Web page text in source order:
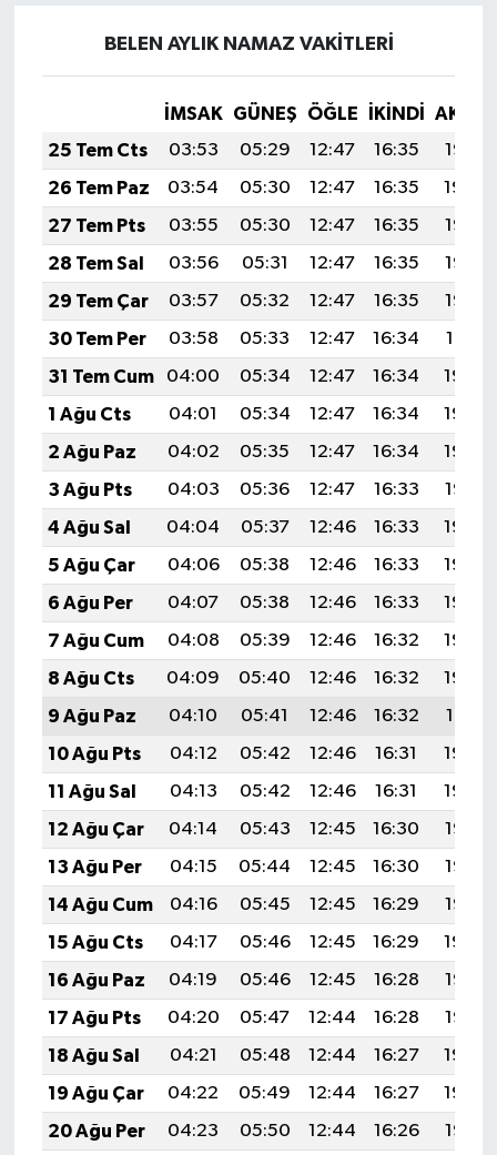
BELEN AYLIK NAMAZ VAKITLERI
İMSAK GÜNEŞ ÖĞLE İKINDI
25 Tem Cts
03:53 05:29 12:47 16:35
19:55
26 Tem Paz
03:54 05:30 12:47 16:35
19:54
27 Tem Pts
03:55 05:30 12:47 16:35
19:53
28 Tem Sal
03:56 05:31 12:47 16:35
19:52
29 Tem Çar
03:57 05:32 12:47 16:35
19:52
30 Tem Per
03:58 05:33 12:47 16:34
19:51
31 Tem Cum
04:00 05:34 12:47 16:34
19:50
1 Ağu Cts
04:01 05:34 12:47 16:34
19:49
2 Ağu Paz
04:02 05:35 12:47 16:34
19:48
3 Ağu Pts
04:03 05:36 12:47 16:33
19:47
4 Ağu Sal
04:04 05:37 12:46 16:33
19:46
5 Ağu Çar
04:06 05:38 12:46 16:33
19:45
6 Ağu Per
04:07 05:38 12:46 16:33
19:44
7 Ağu Cum
04:08 05:39 12:46 16:32
19:43
8 Ağu Cts
04:09 05:40 12:46 16:32
19:42
9 Ağu Paz
04:10 05:41 12:46 16:32
19:41
10 Ağu Pts
04:12 05:42 12:46 16:31
19:40
11 Ağu Sal
04:13 05:42 12:46 16:31
19:39
12 Ağu Çar
04:14 05:43 12:45 16:30
19:38
13 Ağu Per
04:15 05:44 12:45 16:30
19:36
14 Ağu Cum
04:16 05:45 12:45 16:29
19:35
15 Ağu Cts
04:17 05:46 12:45 16:29
19:34
16 Ağu Paz
04:19 05:46 12:45 16:28
19:33
17 Ağu Pts
04:20 05:47 12:44 16:28
19:32
18 Ağu Sal
04:21 05:48 12:44 16:27
19:30
19 Ağu Çar
04:22 05:49 12:44 16:27
19:29
20 Ağu Per
04:23 05:50 12:44 16:26
19:28